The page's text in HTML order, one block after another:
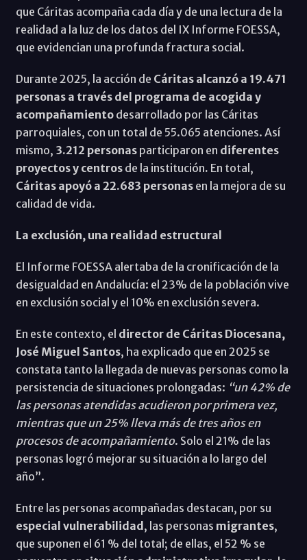
que Cáritas acompaña cada día y de una lectura de la
realidad a la luz de los datos del IX Informe FOESSA,
que evidencian una profunda fractura social.
Durante 2025, la acción de Cáritas alcanzó a 19.471
personas a través del programa de acogida y
acompañamiento desarrollado por las Cáritas
parroquiales, con un total de 55.065 atenciones. Así
mismo, 3.212 personasparticiparon en diferentes
proyectos y centros de la institución. En total,
Cáritas apoyó a 22.683 personasen la mejora de su
calidad de vida.
La exclusión, una realidad estructural
El Informe FOESSA alertaba de la cronificación de la
desigualdad en Andalucía: el 23% de la población vive
en exclusión social y el 10% en exclusión severa.
En este contexto, el director de Cáritas Diocesana,
José Miguel Santos, ha explicado que en 2025 se
constata tanto la llegada de nuevas personas como la
persistencia de situaciones prolongadas: “un 42% de
las personas atendidas acudieron por primera vez,
mientras que un 25% lleva más de tres años en
procesos de acompañamiento. Solo el 21% de las
personas logró mejorar su situación a lo largo del
año”.
Entre las personas acompañadas destacan, por su
especial vulnerabilidad, las personas migrantes,
que suponen el 61 % del total; de ellas, el 52 % se